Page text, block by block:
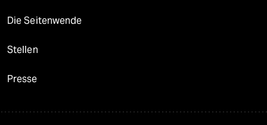
Die Seitenwende
Stellen
Presse